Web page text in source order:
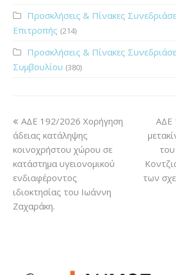
Προσκλήσεις & Πίνακες
Επιτροπής (214)
Προσκλήσεις & Πίνακες
Συμβουλίου (380)
ΑΔΕ 192/2026 Χορήγηση
άδειας κατάληψης
κοινοχρήστου χώρου σε
κατάστημα υγειονομικού
ενδιαφέροντος
ιδιοκτησίας του Ιωάννη
Ζαχαράκη.
ΑΔΕ
των